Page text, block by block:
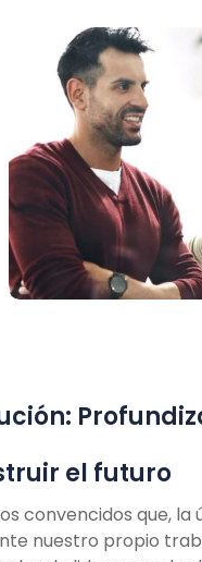
el futuro
convencidos que,
nuestro propio